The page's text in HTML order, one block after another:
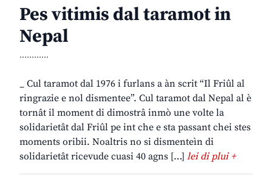
Pes vitimis dal taramot in
Nepal
............
_ Cul taramot dal 1976 i furlans a àn scrit “Il Friûl al
ringrazie e nol dismentee”. Cul taramot dal Nepal al è
tornât il moment di dimostrâ inmò une volte la
solidarietât dal Friûl pe int che e sta passant chei stes
moments oribii. Noaltris no si dismenteìn di
solidarietât ricevude cuasi 40 agns […] lei di plui +